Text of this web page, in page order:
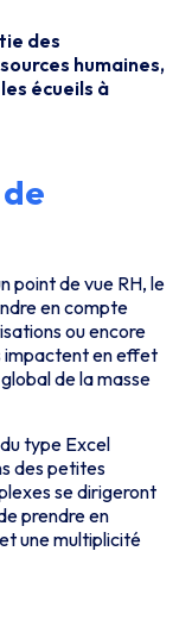
des
humaines,
écueils à
point de vue RH, le
en compte
ou encore
impactent en effet
de la masse
type Excel
des petites
se dirigeront
prendre en
une multiplicité